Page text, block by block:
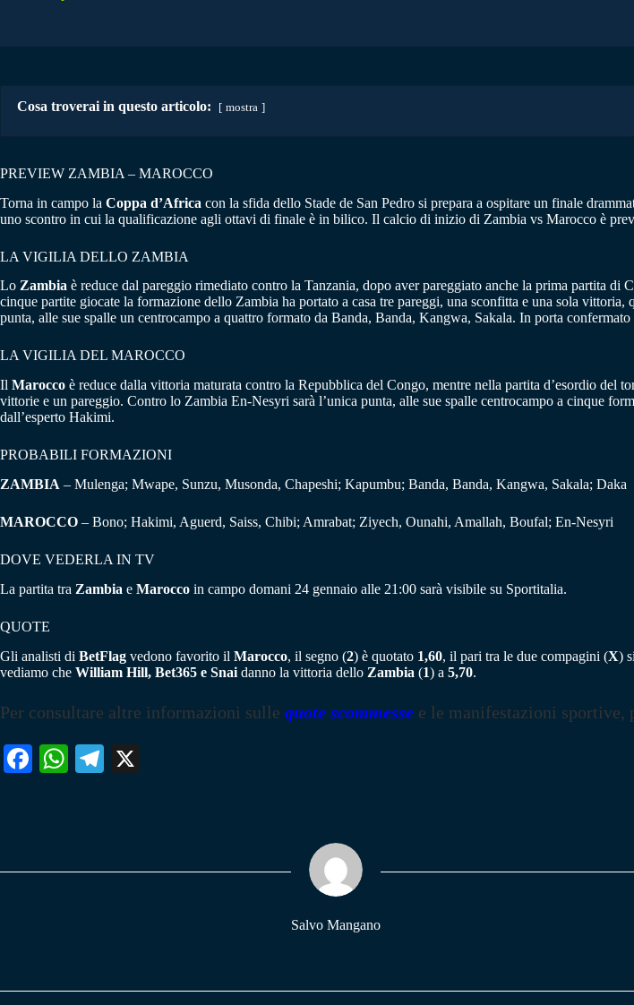
Cosa troverai in questo articolo: mostra
PREVIEW ZAMBIA – MAROCCO
Torna in campo la Coppa d’Africa con la sfida dello Stade de San Pedro si prepara a ospitare un finale
uno scontro in cui la qualificazione agli ottavi di finale è in bilico. Il calcio di inizio di Zambia vs Marocco è
LA VIGILIA DELLO ZAMBIA
Lo Zambia è reduce dal pareggio rimediato contro la Tanzania, dopo aver pareggiato anche la prima partita
cinque partite giocate la formazione dello Zambia ha portato a casa tre pareggi, una sconfitta e una sola
punta, alle sue spalle un centrocampo a quattro formato da Banda, Banda, Kangwa, Sakala. In porta
LA VIGILIA DEL MAROCCO
Il Marocco è reduce dalla vittoria maturata contro la Repubblica del Congo, mentre nella partita d’esordio
vittorie e un pareggio. Contro lo Zambia En-Nesyri sarà l’unica punta, alle sue spalle centrocampo a cinque
dall’esperto Hakimi.
PROBABILI FORMAZIONI
ZAMBIA – Mulenga; Mwape, Sunzu, Musonda, Chapeshi; Kapumbu; Banda, Banda, Kangwa, Sakala; Daka
MAROCCO – Bono; Hakimi, Aguerd, Saiss, Chibi; Amrabat; Ziyech, Ounahi, Amallah, Boufal; En-Nesyri
DOVE VEDERLA IN TV
La partita tra Zambia e Marocco in campo domani 24 gennaio alle 21:00 sarà visibile su Sportitalia.
QUOTE
Gli analisti di BetFlag vedono favorito il Marocco, il segno (2) è quotato 1,60, il pari tra le due compagini (X)
vediamo che William Hill, Bet365 e Snai danno la vittoria dello Zambia (1) a 5,70.
Per consultare altre informazioni sulle quote scommesse e le manifestazioni sportive,
Fa W
pp
Te
m
Salvo Mangano